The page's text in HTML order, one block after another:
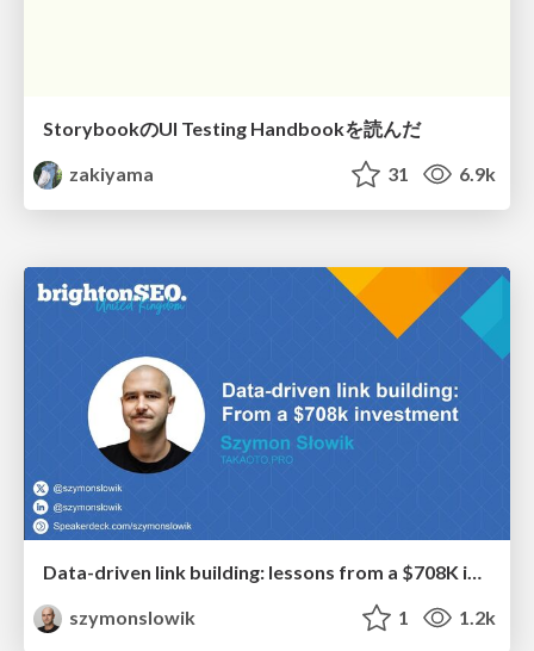
StorybookのUI Testing Handbookを読んだ
zakiyama
31 6.9k
Data-driven link building: lessons from a $708K investment (BrightonSEO talk)
szymonslowik
1 1.2k